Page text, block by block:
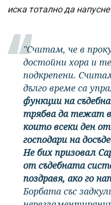
иска тотално да
"Считам, че в
достойни хора и
подкрепени.
дълго време са
функции на
трябва да тежат
които всеки ден
господари на
Не бих призовал
от съдебната
поздравя, ако го
Борбата със